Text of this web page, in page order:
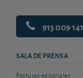
913 009 141
SALA DE PRENSA
Posturas editoriales